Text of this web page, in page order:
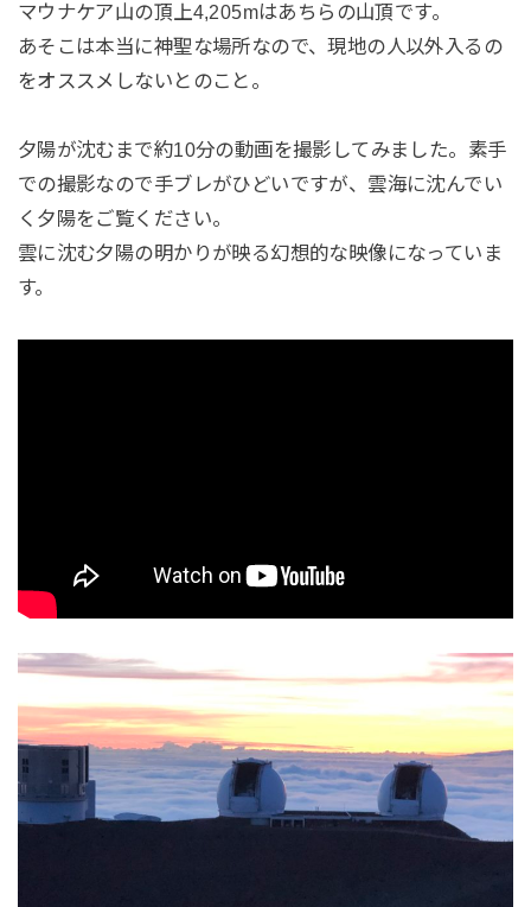
マウナケア山の頂上4,205mはあちらの山頂です。
あそこは本当に神聖な場所なので、現地の人以外入るの
をオススメしないとのこと。
夕陽が沈むまで約10分の動画を撮影してみました。素手
での撮影なので手ブレがひどいですが、雲海に沈んでい
く夕陽をご覧ください。
雲に沈む夕陽の明かりが映る幻想的な映像になっていま
す。